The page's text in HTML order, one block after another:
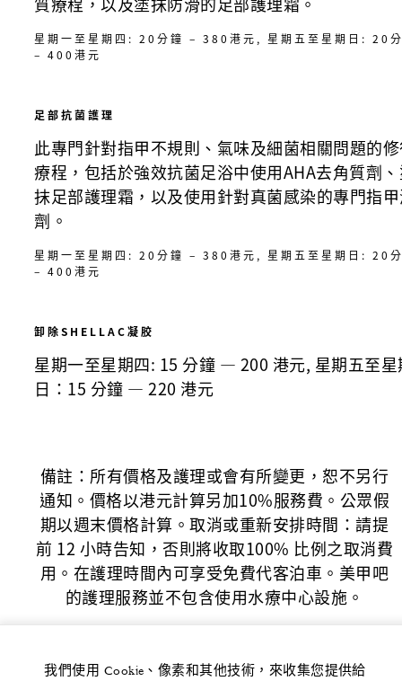
星期一至星期四: 20分鐘 – 380港元, 星期五至星期日: 20
– 400港元
足部抗菌護理
此專門針對指甲不規則、氣味及細菌相關問題的
療程，包括於強效抗菌足浴中使用AHA去角質劑
抹足部護理霜，以及使用針對真菌感染的專門指
劑。
星期一至星期四: 20分鐘 – 380港元, 星期五至星期日: 20
– 400港元
卸除SHELLAC凝胶
星期一至星期四: 15 分鐘 — 200 港元, 星期五至星
日：15 分鐘 — 220 港元
備註：所有價格及護理或會有所變更，恕不另行
通知。價格以港元計算另加10%服務費。公眾假
期以週末價格計算。取消或重新安排時間：請提
前 12 小時告知，否則將收取100% 比例之取消費
用。在護理時間內可享受免費代客泊車。美甲吧
的護理服務並不包含使用水療中心設施。
我們使用 Cookie、像素和其他技術，來收集您提供給